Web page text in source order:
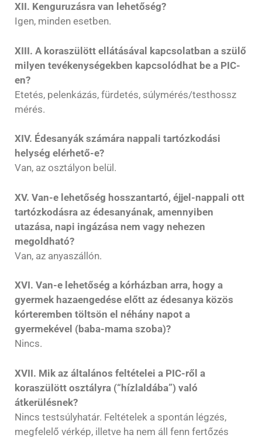
XII. Kenguruzásra van lehetőség?
Igen, minden esetben.
XIII. A koraszülött ellátásával kapcsolatban a szülő
milyen tevékenységekben kapcsolódhat be a PIC-
en?
Etetés, pelenkázás, fürdetés, súlymérés/testhossz
mérés.
XIV. Édesanyák számára nappali tartózkodási
helység elérhető-e?
Van, az osztályon belül.
XV. Van-e lehetőség hosszantartó, éjjel-nappali ott
tartózkodásra az édesanyának, amennyiben
utazása, napi ingázása nem vagy nehezen
megoldható?
Van, az anyaszállón.
XVI. Van-e lehetőség a kórházban arra, hogy a
gyermek hazaengedése előtt az édesanya közös
kórteremben töltsön el néhány napot a
gyermekével (baba-mama szoba)?
Nincs.
XVII. Mik az általános feltételei a PIC-ről a
koraszülött osztályra (“hízlaldába”) való
átkerülésnek?
Nincs testsúlyhatár. Feltételek a spontán légzés,
megfelelő vérkép, illetve ha nem áll fenn fertőzés